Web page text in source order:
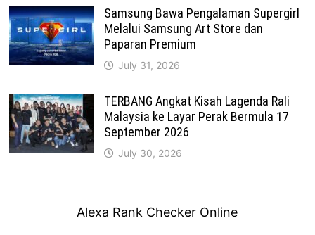
Samsung Bawa Pengalaman Supergirl
Melalui Samsung Art Store dan
Paparan Premium
July 31, 2026
TERBANG Angkat Kisah Lagenda Rali
Malaysia ke Layar Perak Bermula 17
September 2026
July 30, 2026
Alexa Rank Checker Online